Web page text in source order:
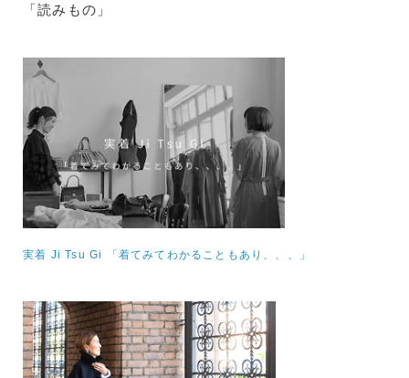
「読みもの」
実着 Ji Tsu Gi 「着てみてわかることもあり、、、」